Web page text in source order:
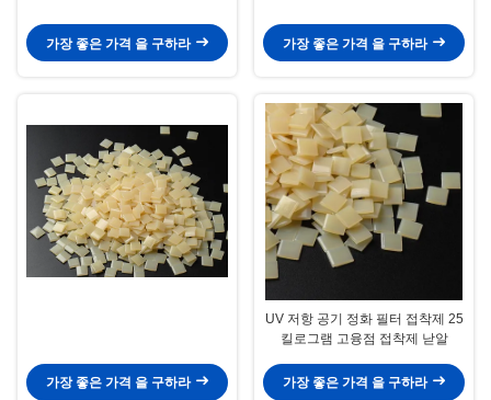
가장 좋은 가격 을 구하라 가장 좋은 가격 을 구하라
가장 좋은 가격 을 구하라
UV 저항 공기 정화 필터 접착제 25
킬로그램 고융점 접착제 낟알
가장 좋은 가격 을 구하라